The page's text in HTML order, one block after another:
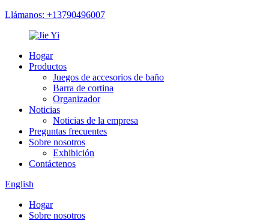
Llámanos: +13790496007
Hogar
Productos
Juegos de accesorios de baño
Barra de cortina
Organizador
Noticias
Noticias de la empresa
Preguntas frecuentes
Sobre nosotros
Exhibición
Contáctenos
English
Hogar
Sobre nosotros